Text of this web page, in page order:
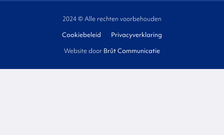
2024 © Alle rechten voorbehouden
Cookiebeleid
Privacyverklaring
Website door Brût Communicatie